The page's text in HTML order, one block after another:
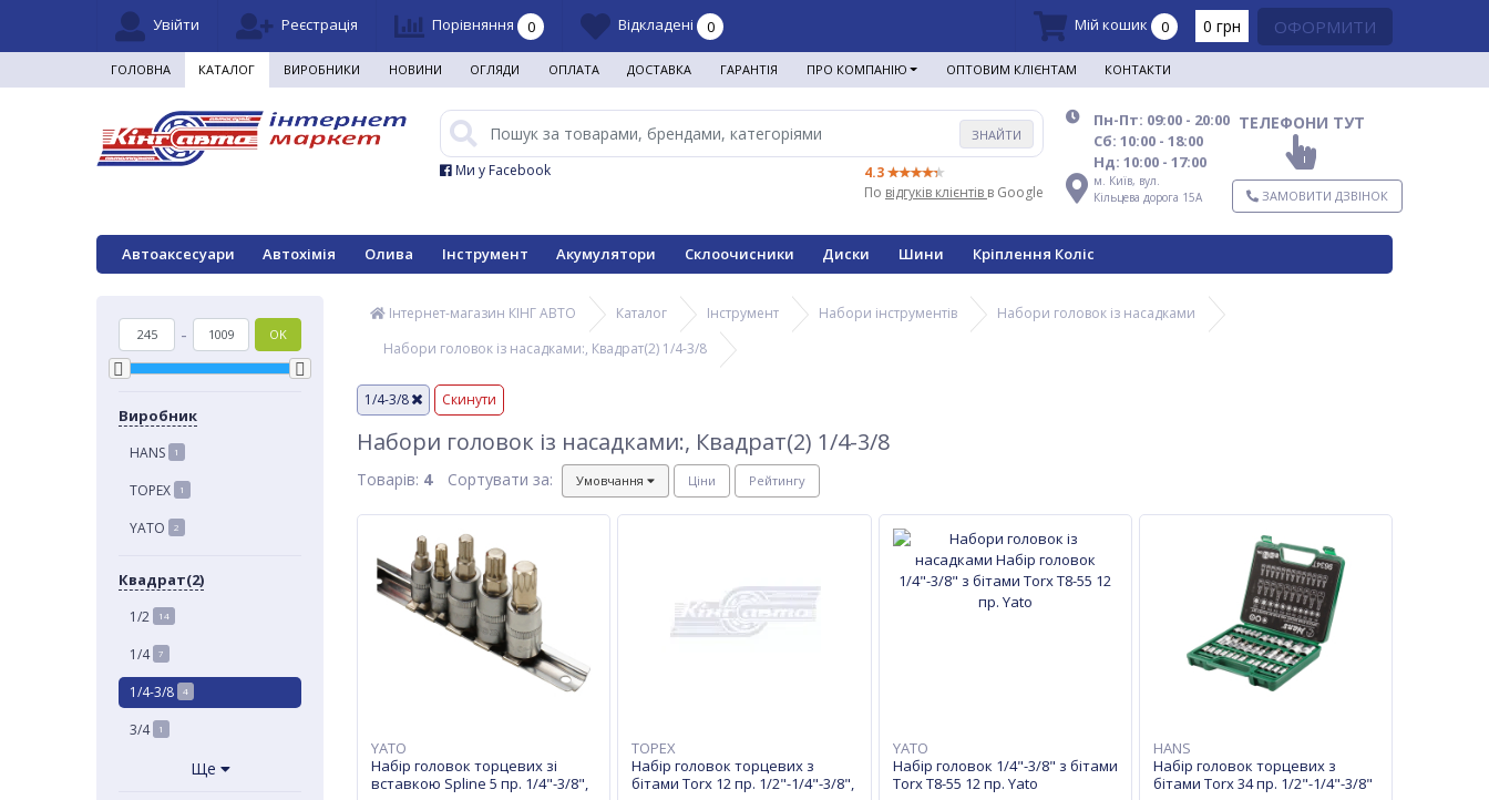
Увійти Реєстрація Порівняння 0 Відкладені 0 Мій кошик 0 0 грн ОФОРМИТИ
ГОЛОВНА КАТАЛОГ ВИРОБНИКИ НОВИНИ ОГЛЯДИ ОПЛАТА ДОСТАВКА ГАРАНТІЯ ПРО КОМПАНІЮ ОПТОВИМ КЛІЄНТАМ КОНТАКТИ
ЗНАЙТИ
4.3
По відгуків клієнтів в Google
Ми у Facebook
Пн-Пт: 09:00 - 20:00
Сб: 10:00 - 18:00
Нд: 10:00 - 17:00
м. Київ, вул.
Кільцева дорога 15А
ТЕЛЕФОНИ ТУТ
ЗАМОВИТИ ДЗВІНОК
Автоаксесуари Автохімія Олива Інструмент Акумулятори Склоочисники Диски Шини Кріплення Коліс
- OK
Виробник
HANS 1
TOPEX 1
YATO 2
Квадрат(2)
1/2 14
1/4 7
1/4-3/8 4
3/4 1
Ще
Інтернет-магазин КІНГ АВТО Каталог Інструмент Набори інструментів
Набори головок із насадками
Набори головок із насадками:, Квадрат(2) 1/4-3/8
1/4-3/8 Скинути
Набори головок із насадками:, Квадрат(2) 1/4-3/8
Товарів: 4 Сортувати за: Умовчання Ціни Рейтингу
YATO
Набір головок торцевих зі
вставкою Spline 5 пр. 1/4"-3/8",
TOPEX
Набір головок торцевих з
бітами Torx 12 пр. 1/2"-1/4"-3/8",
YATO
Набір головок 1/4"-3/8" з бітами
Torx Т8-55 12 пр. Yato
HANS
Набір головок торцевих з
бітами Torx 34 пр. 1/2"-1/4"-3/8"